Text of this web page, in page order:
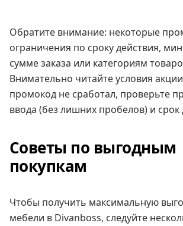
Обратите внимание: некоторые
ограничения по сроку действия,
сумме заказа или категориям
Внимательно читайте условия
промокод не сработал, проверьте
ввода (без лишних пробелов) и срок
Советы по выгодным
покупкам
Чтобы получить максимальную
мебели в Divanboss, следуйте